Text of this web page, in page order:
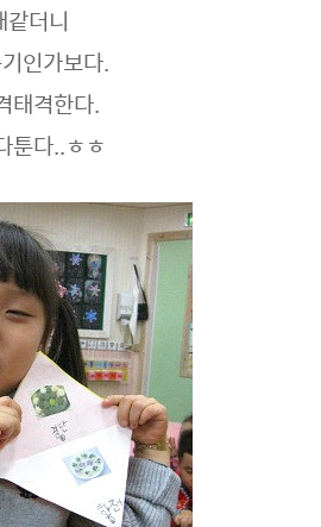
더니
인가보다.
태격한다.
툰다..ㅎㅎ